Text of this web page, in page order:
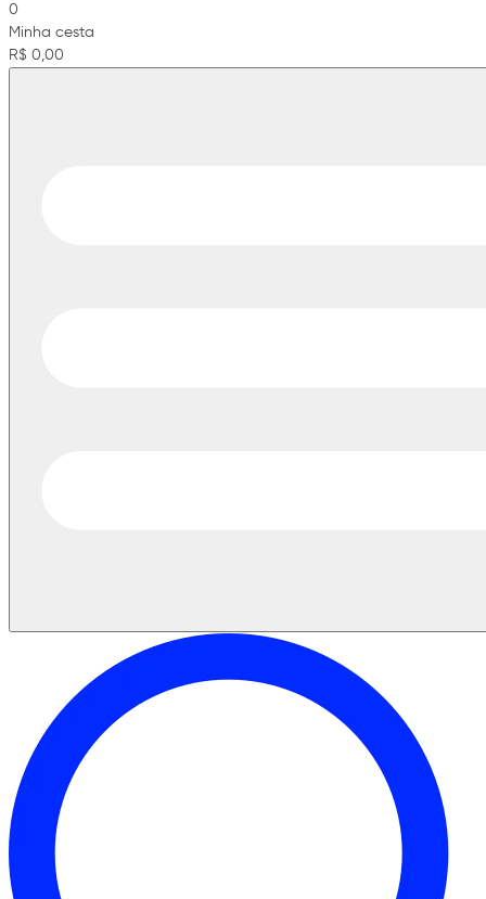
0
Minha cesta
R$ 0,00